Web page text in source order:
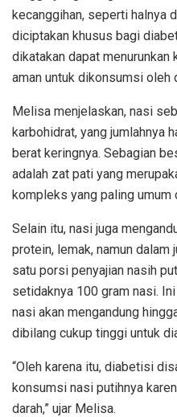
kecanggihan, seperti halnya
diciptakan khusus bagi
dikatakan dapat menurunkan
aman untuk dikonsumsi oleh
Melisa menjelaskan, nasi
karbohidrat, yang jumlahnya
berat keringnya. Sebagian
adalah zat pati yang
kompleks yang paling umum
Selain itu, nasi juga
protein, lemak, namun dalam
satu porsi penyajian nasih
setidaknya 100 gram nasi.
nasi akan mengandung
dibilang cukup tinggi untuk
“Oleh karena itu, diabetisi
konsumsi nasi putihnya
darah,” ujar Melisa.